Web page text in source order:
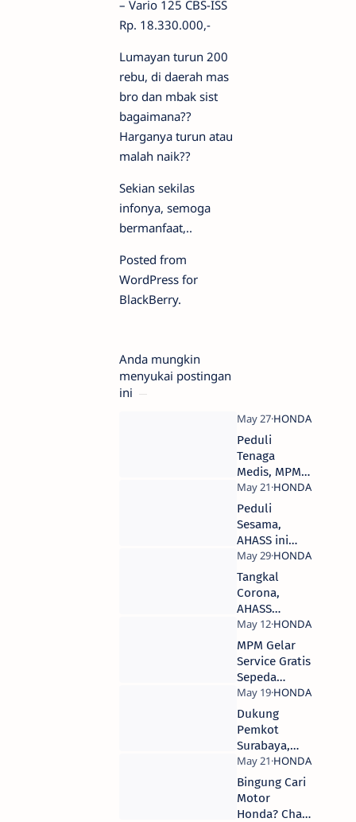
– Vario 125 CBS-ISS
Rp. 18.330.000,-
Lumayan turun 200
rebu, di daerah mas
bro dan mbak sist
bagaimana??
Harganya turun atau
malah naik??
Sekian sekilas
infonya, semoga
bermanfaat,..
Posted from
WordPress for
BlackBerry.
Anda mungkin
menyukai postingan
ini
Peduli
Tenaga
Medis, MPM
Salurkan
Bantuan APD
Untuk Rumah
Sakit di Jawa
Timur
Peduli
Sesama,
AHASS ini
Bagi
Sembako ke
Warga
Sekitar
Tangkal
Corona,
AHASS
Sediakan
Program
Home Service
dan Layanan
ASIIK
MPM Gelar
Service Gratis
Sepeda
Motor Tanaga
Medis di
Malang
Dukung
Pemkot
Surabaya,
MPM Berikan
Donasi 500
Juta Untuk
Tangani
Bingung Cari
Motor
Honda? Chat